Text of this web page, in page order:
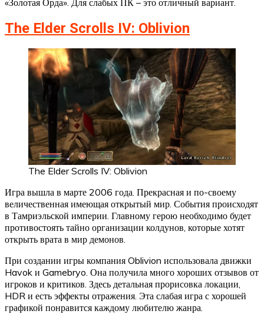
The Elder Scrolls IV: Oblivion
The Elder Scrolls IV: Oblivion
Игра вышла в марте 2006 года. Прекрасная и по-своему
величественная имеющая открытый мир. События происходят
в Тамриэльской империи. Главному герою необходимо будет
противостоять тайно организации колдунов, которые хотят
открыть врата в мир демонов.
При создании игры компания Oblivion использовала движки
Havok и Gamebryo. Она получила много хороших отзывов от
игроков и критиков. Здесь детальная прорисовка локации,
HDR и есть эффекты отражения. Эта слабая игра с хорошей
графикой понравится каждому любителю жанра.